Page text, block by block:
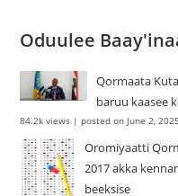
Oduulee
Qormaata
baruu kaasee
84.2k views |posted on June 2, 2025
Oromiyaatti
2017 akka
beeksise